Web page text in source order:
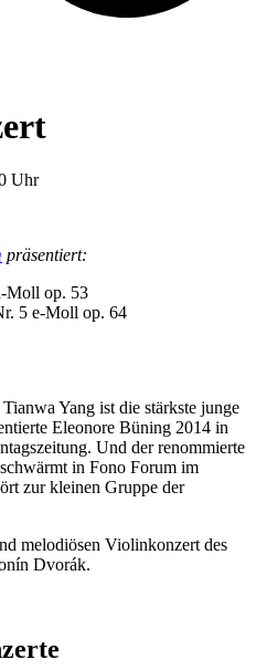
Uhr
präsentiert:
Moll op. 53
5 e-Moll op. 64
Yang ist die stärkste junge
Eleonore Büning 2014 in
Und der renommierte
in Fono Forum im
zur kleinen Gruppe der
melodiösen Violinkonzert des
Dvorák.